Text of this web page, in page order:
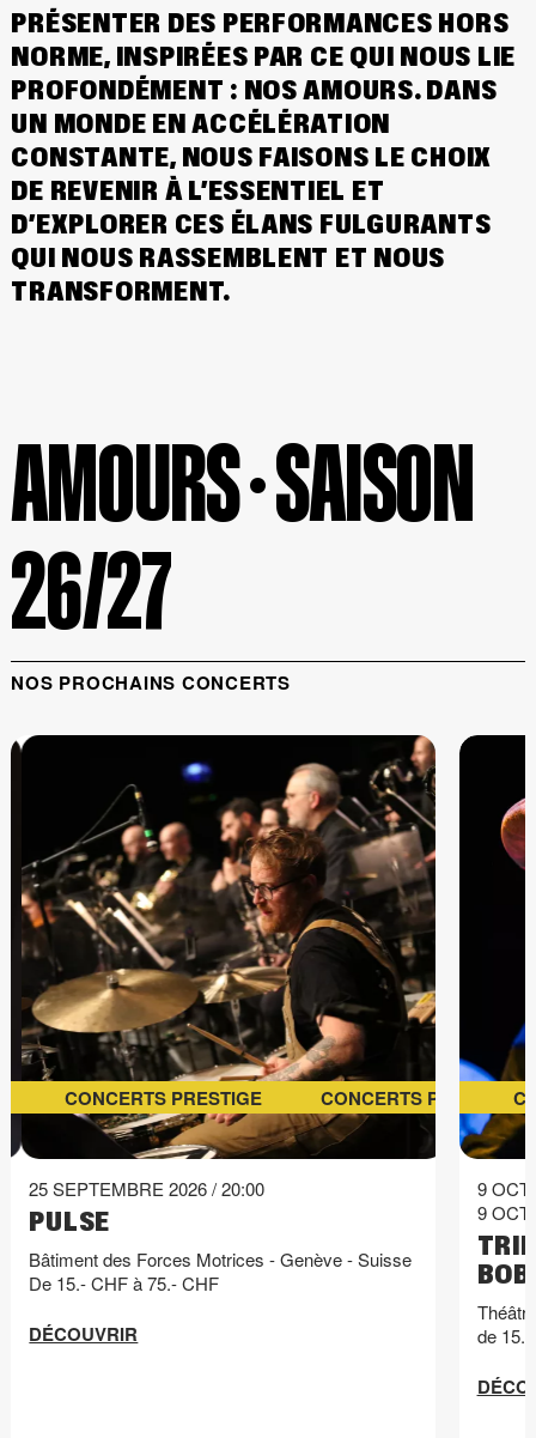
PRÉSENTER DES PERFORMANCES HORS
NORME, INSPIRÉES PAR CE QUI NOUS LIE
PROFONDÉMENT : NOS AMOURS. DANS
UN MONDE EN ACCÉLÉRATION
CONSTANTE, NOUS FAISONS LE CHOIX
DE REVENIR À L’ESSENTIEL ET
D’EXPLORER CES ÉLANS FULGURANTS
QUI NOUS RASSEMBLENT ET NOUS
TRANSFORMENT.
AMOURS · SAISON
26/27
NOS PROCHAINS CONCERTS
CONCERTS PRESTIGE CONCERTS PRESTIGE
25 SEPTEMBRE 2026 / 20:00
PULSE
Bâtiment des Forces Motrices - Genève - Suisse
De 15.- CHF à 75.- CHF
DÉCOUVRIR
9
9
de